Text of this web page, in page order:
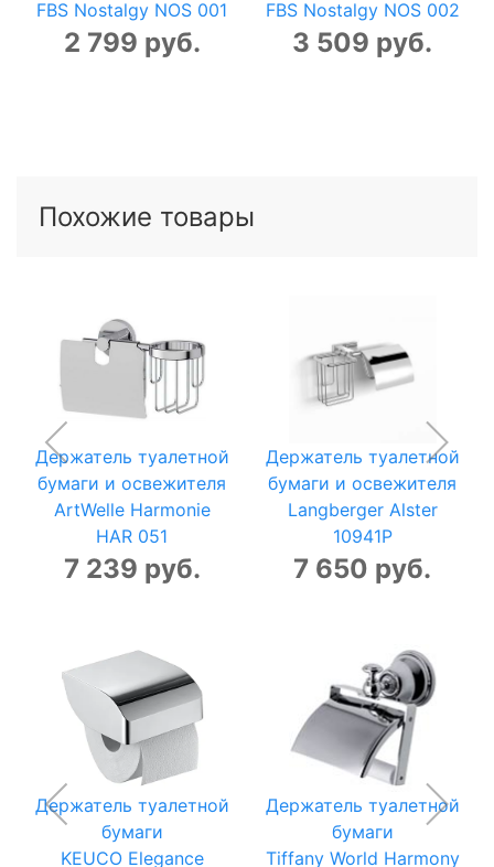
FBS Nostalgy NOS 001
2 799 руб.
FBS Nostalgy NOS 002
3 509 руб.
Похожие товары
Держатель туалетной
бумаги и освежителя
ArtWelle Harmonie
HAR 051
7 239 руб.
Держатель туалетной
бумаги и освежителя
Langberger Alster
10941P
7 650 руб.
Держатель туалетной
бумаги
KEUCO Elegance
Держатель туалетной
бумаги
Tiffany World Harmony